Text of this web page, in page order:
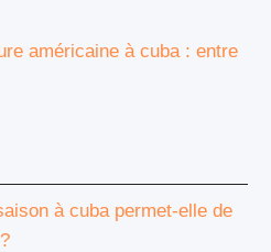
américaine à cuba : entre
à cuba permet-elle de